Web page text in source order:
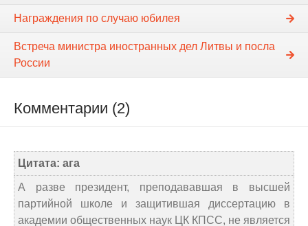
Награждения по случаю юбилея
Встреча министра иностранных дел Литвы и посла
России
Комментарии (2)
Цитата: ага
А разве президент, преподававшая в высшей
партийной школе и защитившая диссертацию в
академии общественных наук ЦК КПСС, не является